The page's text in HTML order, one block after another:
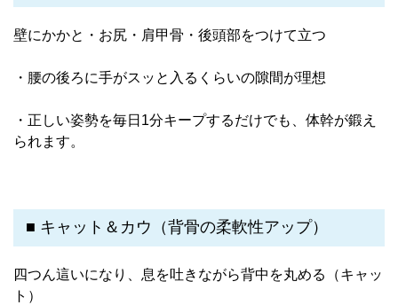
壁にかかと・お尻・肩甲骨・後頭部をつけて立つ
・腰の後ろに手がスッと入るくらいの隙間が理想
・正しい姿勢を毎日1分キープするだけでも、体幹が鍛え
られます。
■ キャット＆カウ（背骨の柔軟性アップ）
四つん這いになり、息を吐きながら背中を丸める（キャッ
ト）